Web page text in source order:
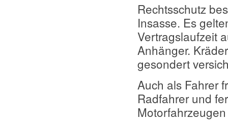
Rechtsschutz
Insasse. Es
Vertragslaufzeit
Anhänger.
gesondert
Auch als Fahrer
Radfahrer und